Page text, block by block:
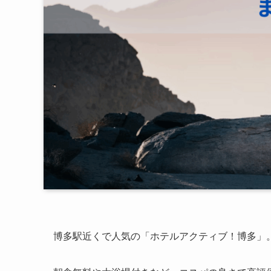
博多駅近くで人気の「ホテルアクティブ！博多」